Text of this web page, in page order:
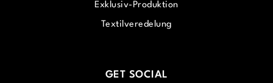
Exklusiv-Produktion
Textilveredelung
GET SOCIAL